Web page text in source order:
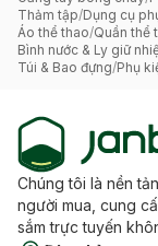
Thảm tập/Dụng cụ
Áo thể thao/Quần thể
Bình nước & Ly giữ
Túi & Bao đựng/Phụ
Chúng tôi là nền
người mua, cung
sắm trực tuyến